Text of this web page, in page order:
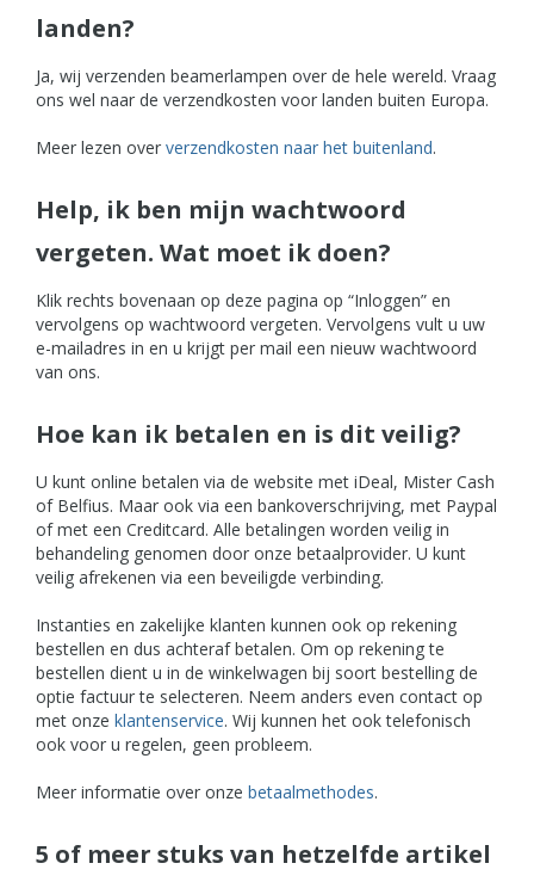
landen?
Ja, wij verzenden beamerlampen over de hele wereld. Vraag
ons wel naar de verzendkosten voor landen buiten Europa.
Meer lezen over verzendkosten naar het buitenland.
Help, ik ben mijn wachtwoord
vergeten. Wat moet ik doen?
Klik rechts bovenaan op deze pagina op “Inloggen” en
vervolgens op wachtwoord vergeten. Vervolgens vult u uw
e-mailadres in en u krijgt per mail een nieuw wachtwoord
van ons.
Hoe kan ik betalen en is dit veilig?
U kunt online betalen via de website met iDeal, Mister Cash
of Belfius. Maar ook via een bankoverschrijving, met Paypal
of met een Creditcard. Alle betalingen worden veilig in
behandeling genomen door onze betaalprovider. U kunt
veilig afrekenen via een beveiligde verbinding.
Instanties en zakelijke klanten kunnen ook op rekening
bestellen en dus achteraf betalen. Om op rekening te
bestellen dient u in de winkelwagen bij soort bestelling de
optie factuur te selecteren. Neem anders even contact op
met onze klantenservice. Wij kunnen het ook telefonisch
ook voor u regelen, geen probleem.
Meer informatie over onze betaalmethodes.
5 of meer stuks van hetzelfde artikel